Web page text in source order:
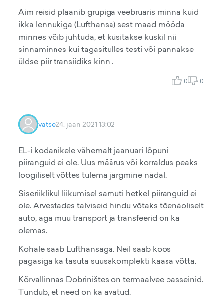
Aim reisid plaanib grupiga veebruaris minna kuid
ikka lennukiga (Lufthansa) sest maad mööda
minnes võib juhtuda, et küsitakse kuskil nii
sinnaminnes kui tagasitulles testi või pannakse
üldse piir transiidiks kinni.
0 0
vatse24. jaan 2021 13:02
EL-i kodanikele vähemalt jaanuari lõpuni
piiranguid ei ole. Uus määrus või korraldus peaks
loogiliselt võttes tulema järgmine nädal.
Siseriiklikul liikumisel samuti hetkel piiranguid ei
ole. Arvestades talviseid hindu võtaks tõenäoliselt
auto, aga muu transport ja transfeerid on ka
olemas.
Kohale saab Lufthansaga. Neil saab koos
pagasiga ka tasuta suusakomplekti kaasa võtta.
Kõrvallinnas Dobriništes on termaalvee basseinid.
Tundub, et need on ka avatud.